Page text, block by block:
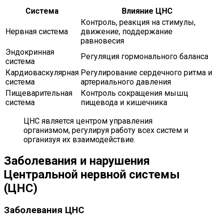
Система
Влияние ЦНС
Нервная система
Контроль, реакция на стимулы,
движение, поддержание
равновесия
Эндокринная
система
Регуляция гормонального баланса
Кардиоваскулярная
система
Регулирование сердечного ритма и
артериального давления
Пищеварительная
система
Контроль сокращения мышц
пищевода и кишечника
ЦНС является центром управления
организмом, регулируя работу всех систем и
организуя их взаимодействие.
Заболевания и нарушения
Центральной нервной системы
(ЦНС)
Заболевания ЦНС